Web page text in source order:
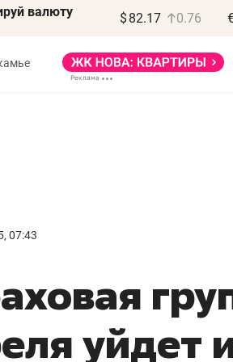
валюту $ 82.17 0.76
07:43
уйдет
правил, бизнес может
потерять минимум
полгода»